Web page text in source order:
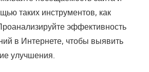
таких инструментов, как
эффективность
в Интернете, чтобы выявить
улучшения.